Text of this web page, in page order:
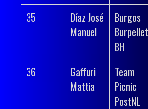
35
Díaz José
Manuel
Burgos
Burpellet
BH
36
Gaffuri
Mattia
Team
Picnic
PostNL